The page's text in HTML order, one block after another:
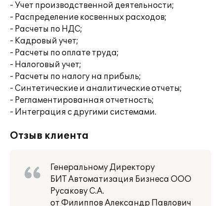
- Учет производственной деятельности;
- Распределение косвенных расходов;
- Расчеты по НДС;
- Кадровый учет;
- Расчеты по оплате труда;
- Налоговый учет;
- Расчеты по налогу на прибыль;
- Синтетические и аналитические отчеты;
- Регламентированная отчетность;
- Интеграция с другими системами.
Отзыв клиента
Генеральному Директору
БИТ Автоматизация Бизнеса ООО
Русакову С.А.
от Филиппов Александр Павлович